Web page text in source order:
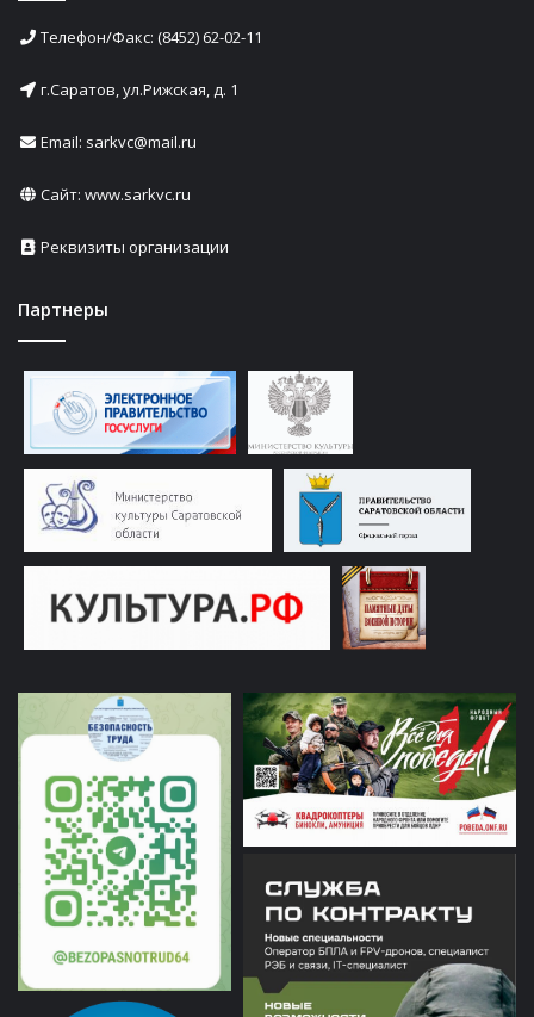
Телефон/Факс: (8452) 62-02-11
г.Саратов, ул.Рижская, д. 1
Email: sarkvc@mail.ru
Сайт: www.sarkvc.ru
Реквизиты организации
Партнеры